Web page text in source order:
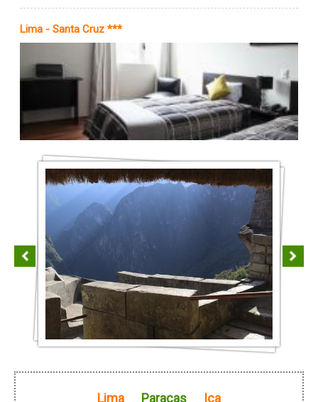
Lima - Santa Cruz ***
Adresse : Av. Santa Cruz 1347, Miraflores, Lima
Tél: (01) 2413724
Site internet : www.hotelsantacruz.com
Paracas - Emancipador ***
Lima Paracas
Ica